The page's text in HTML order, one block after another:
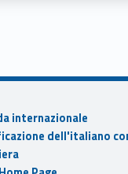
internazionale
dell'italiano